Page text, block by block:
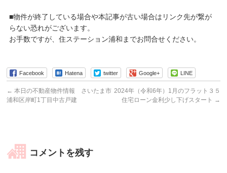
■物件が終了している場合や本記事が古い場合はリンク先が繋が
らない恐れがございます。
お手数ですが、住ステーション浦和までお問合せください。
Facebook Hatena twitter Google+ LINE
← 本日の不動産物件情報 さいたま市
浦和区岸町1丁目中古戸建
2024年（令和6年）1月のフラット３５
住宅ローン金利少し下げスタート →
コメントを残す